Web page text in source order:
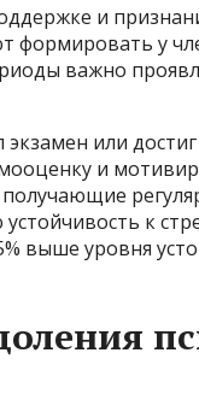
и
формировать у
важно
или
и
получающие
к
выше уровня